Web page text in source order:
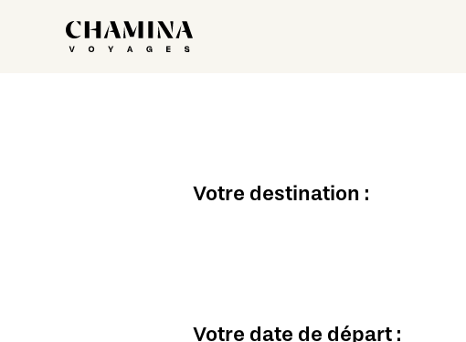
Votre destination :
Votre date de départ :